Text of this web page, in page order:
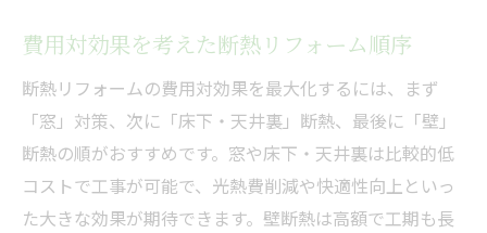
費用対効果を考えた断熱リフォーム順序
断熱リフォームの費用対効果を最大化するには、まず
「窓」対策、次に「床下・天井裏」断熱、最後に「壁」
断熱の順がおすすめです。窓や床下・天井裏は比較的低
コストで工事が可能で、光熱費削減や快適性向上といっ
た大きな効果が期待できます。壁断熱は高額で工期も長